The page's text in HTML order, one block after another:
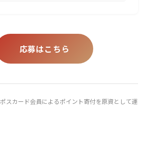
応募はこちら
スカード会員によるポイント寄付を原資として運